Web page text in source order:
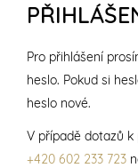
Pro přihlášení
heslo. Pokud si
heslo nové.
V případě dotazů
+420 602 233 723